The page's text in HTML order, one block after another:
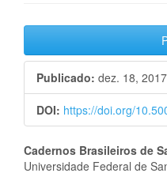
Barra
lateral
de
artigos
Publicado: dez. 18, 2017
DOI: https://doi.org/
Conteúdo
Cadernos Brasileiros de
Universidade Federal de